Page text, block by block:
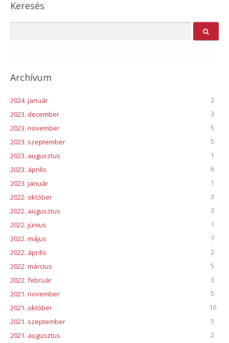
Keresés
Archívum
2024. január
2
2023. december
3
2023. november
5
2023. szeptember
5
2023. augusztus
1
2023. április
6
2023. január
1
2022. október
3
2022. augusztus
3
2022. június
1
2022. május
7
2022. április
2
2022. március
5
2022. február
3
2021. november
5
2021. október
10
2021. szeptember
5
2021. augusztus
2